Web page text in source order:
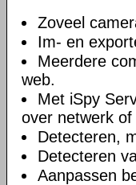
Zoveel
Im- en
Meerdere
web.
Met iSpy
over netwerk of
Detecteren,
Detecteren
Aanpassen